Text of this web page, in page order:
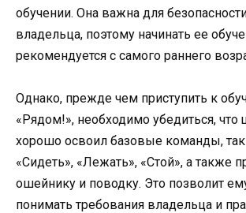
обучении. Она важна для
владельца, поэтому начинать ее
рекомендуется с самого раннего
Однако, прежде чем приступить к
«Рядом!», необходимо убедиться,
хорошо освоил базовые команды,
«Сидеть», «Лежать», «Стой», а также
ошейнику и поводку. Это позволит
понимать требования владельца и